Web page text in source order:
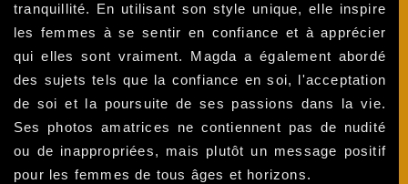
tranquillité. En utilisant son style unique, elle inspire
les femmes à se sentir en confiance et à apprécier
qui elles sont vraiment. Magda a également abordé
des sujets tels que la confiance en soi, l'acceptation
de soi et la poursuite de ses passions dans la vie.
Ses photos amatrices ne contiennent pas de nudité
ou de inappropriées, mais plutôt un message positif
pour les femmes de tous âges et horizons.